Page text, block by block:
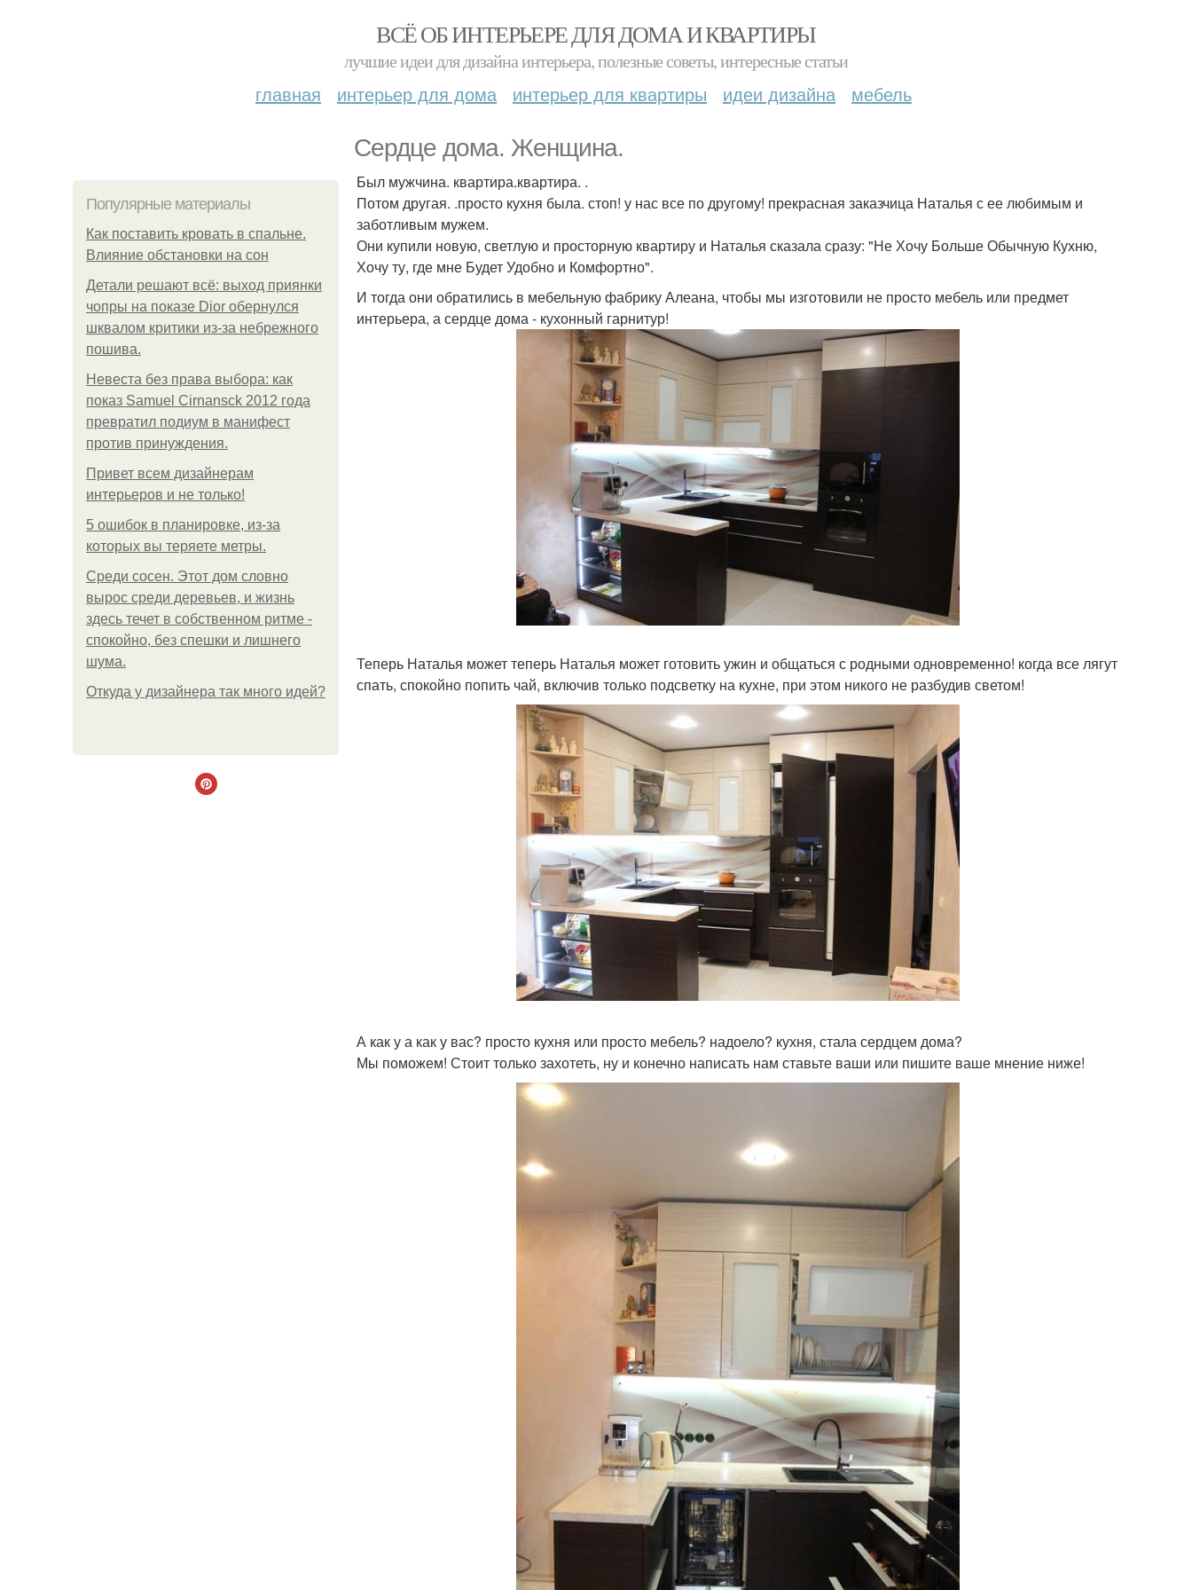
ВСЁ ОБ ИНТЕРЬЕРЕ ДЛЯ ДОМА И КВАРТИРЫ
лучшие идеи для дизайна интерьера, полезные советы, интересные статьи
главная интерьер для дома интерьер для квартиры идеи дизайна мебель
Сердце дома. Женщина.
Популярные материалы
Как поставить кровать в спальне.
Влияние обстановки на сон
Детали решают всё: выход приянки
чопры на показе Dior обернулся
шквалом критики из-за небрежного
пошива.
Невеста без права выбора: как
показ Samuel Cirnansck 2012 года
превратил подиум в манифест
против принуждения.
Привет всем дизайнерам
интерьеров и не только!
5 ошибок в планировке, из-за
которых вы теряете метры.
Среди сосен. Этот дом словно
вырос среди деревьев, и жизнь
здесь течет в собственном ритме -
спокойно, без спешки и лишнего
шума.
Откуда у дизайнера так много идей?
Был мужчина. квартира.квартира. .
Потом другая. .просто кухня была. стоп! у нас все по другому! прекрасная заказчица Наталья с ее любимым и
заботливым мужем.
Они купили новую, светлую и просторную квартиру и Наталья сказала сразу: "Не Хочу Больше Обычную Кухню,
Хочу ту, где мне Будет Удобно и Комфортно".
И тогда они обратились в мебельную фабрику Алеана, чтобы мы изготовили не просто мебель или предмет
интерьера, а сердце дома - кухонный гарнитур!
Теперь Наталья может теперь Наталья может готовить ужин и общаться с родными одновременно! когда все лягут
спать, спокойно попить чай, включив только подсветку на кухне, при этом никого не разбудив светом!
А как у а как у вас? просто кухня или просто мебель? надоело? кухня, стала сердцем дома?
Мы поможем! Стоит только захотеть, ну и конечно написать нам ставьте ваши или пишите ваше мнение ниже!